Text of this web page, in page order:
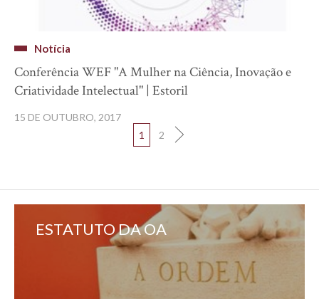
Notícia
Conferência WEF "A Mulher na Ciência, Inovação e
Criatividade Intelectual" | Estoril
15 DE OUTUBRO, 2017
1
2
ESTATUTO DA OA